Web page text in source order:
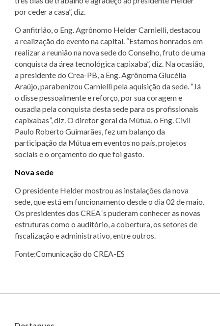
por ceder a casa”, diz.
O anfitrião, o Eng. Agrônomo Helder Carnielli, destacou
a realização do evento na capital. “Estamos honrados em
realizar a reunião na nova sede do Conselho, fruto de uma
conquista da área tecnológica capixaba”, diz. Na ocasião,
a presidente do Crea-PB, a Eng. Agrônoma Giucélia
Araújo, parabenizou Carnielli pela aquisição da sede. “Já
o disse pessoalmente e reforço, por sua coragem e
ousadia pela conquista desta sede para os profissionais
capixabas”, diz. O diretor geral da Mútua, o Eng. Civil
Paulo Roberto Guimarães, fez um balanço da
participação da Mútua em eventos no país, projetos
sociais e o orçamento do que foi gasto.
Nova sede
O presidente Helder mostrou as instalações da nova
sede, que está em funcionamento desde o dia 02 de maio.
Os presidentes dos CREA´s puderam conhecer as novas
estruturas como o auditório, a cobertura, os setores de
fiscalização e administrativo, entre outros.
Fonte:Comunicação do CREA-ES